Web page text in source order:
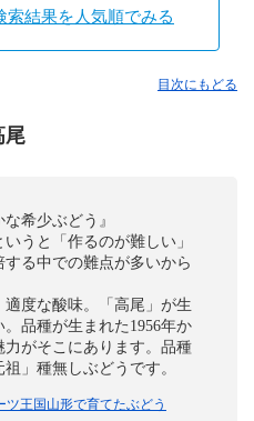
結果を人気順でみる
目次にもどる
尾
希少ぶどう』
うと「作るのが難しい」
する中での難点が多いから
度な酸味。「高尾」が生
品種が生まれた1956年か
力がそこにあります。品種
」種無しぶどうです。
ツ王国山形で育てたぶどう